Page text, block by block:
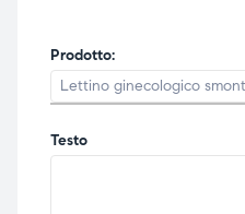
Prodotto:
Testo